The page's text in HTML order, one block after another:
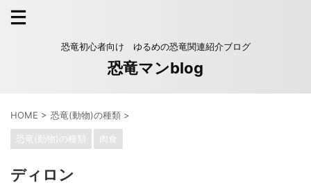
恐竜初心者向け ゆるめの恐竜関連紹介ブログ
恐竜マンblog
HOME > 恐竜(動物)の種類 >
恐竜(動物)の種類 肉食
ディロン